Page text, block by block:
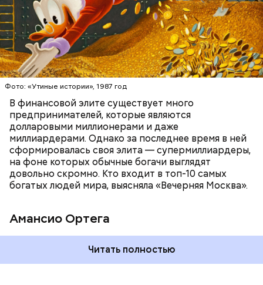
Фото: «Утиные истории», 1987 год
В финансовой элите существует много
предпринимателей, которые являются
долларовыми миллионерами и даже
миллиардерами. Однако за последнее время в ней
сформировалась своя элита — супермиллиардеры,
на фоне которых обычные богачи выглядят
довольно скромно. Кто входит в топ-10 самых
богатых людей мира, выясняла «Вечерняя Москва».
Амансио Ортега
Фото: Shutterstock
Читать полностью
БОГАТСТВО
БИЗНЕС
ПРЕДПРИНИМАТЕЛИ
МИЛЛИАРДЕРЫ
ДЕНЬГИ